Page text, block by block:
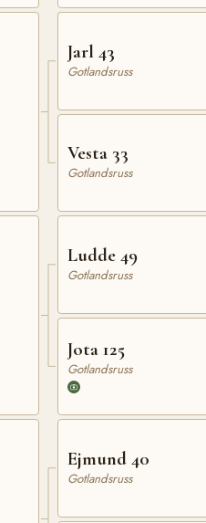
Jarl 43
Gotlandsruss
Vesta 33
Gotlandsruss
Ludde 49
Gotlandsruss
Jota 125
Gotlandsruss
Ejmund 40
Gotlandsruss